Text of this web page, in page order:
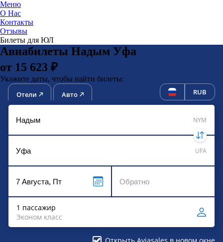
Меню
О Нас
Контакты
Отзывы
Билеты для ЮЛ
Авиабилеты Надым Уфа
от 15 623 ₽
Укажите даты, чтобы найти билеты:
Отели Авто RUB
NYM
UFA
1 пассажир
Эконом класс